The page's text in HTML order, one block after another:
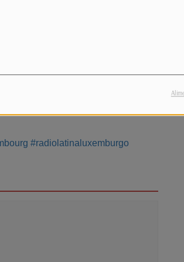
de la Musique, ficamos a
dos maiores eventos
uma celebração tão
para o programa Musicarte
festa e música.
#radiolatinaluxemburgo